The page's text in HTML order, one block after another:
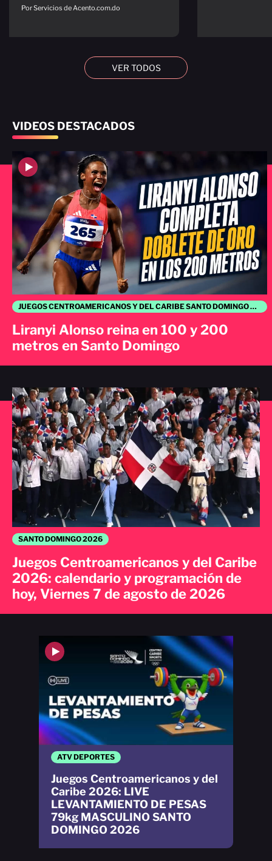
Por Servicios de Acento.com.do
VER TODOS
VIDEOS DESTACADOS
SANTO DOMINGO 2026
Juegos Centroamericanos y del Caribe
2026: calendario y programación de
hoy, Viernes 7 de agosto de 2026
JUEGOS CENTROAMERICANOS Y DEL CARIBE SANTO DOMINGO 2026
Liranyi Alonso reina en 100 y 200
metros en Santo Domingo
ATV DEPORTES
Juegos Centroamericanos y del
Caribe 2026: LIVE
LEVANTAMIENTO DE PESAS
79kg MASCULINO SANTO
DOMINGO 2026